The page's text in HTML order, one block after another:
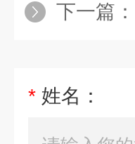
下一篇：
* 姓名：